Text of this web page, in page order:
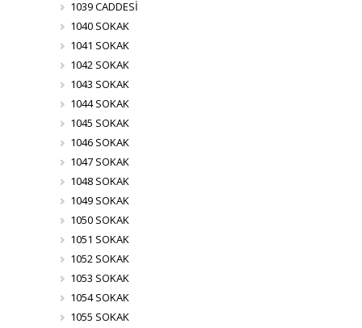
1039 CADDESİ
1040 SOKAK
1041 SOKAK
1042 SOKAK
1043 SOKAK
1044 SOKAK
1045 SOKAK
1046 SOKAK
1047 SOKAK
1048 SOKAK
1049 SOKAK
1050 SOKAK
1051 SOKAK
1052 SOKAK
1053 SOKAK
1054 SOKAK
1055 SOKAK